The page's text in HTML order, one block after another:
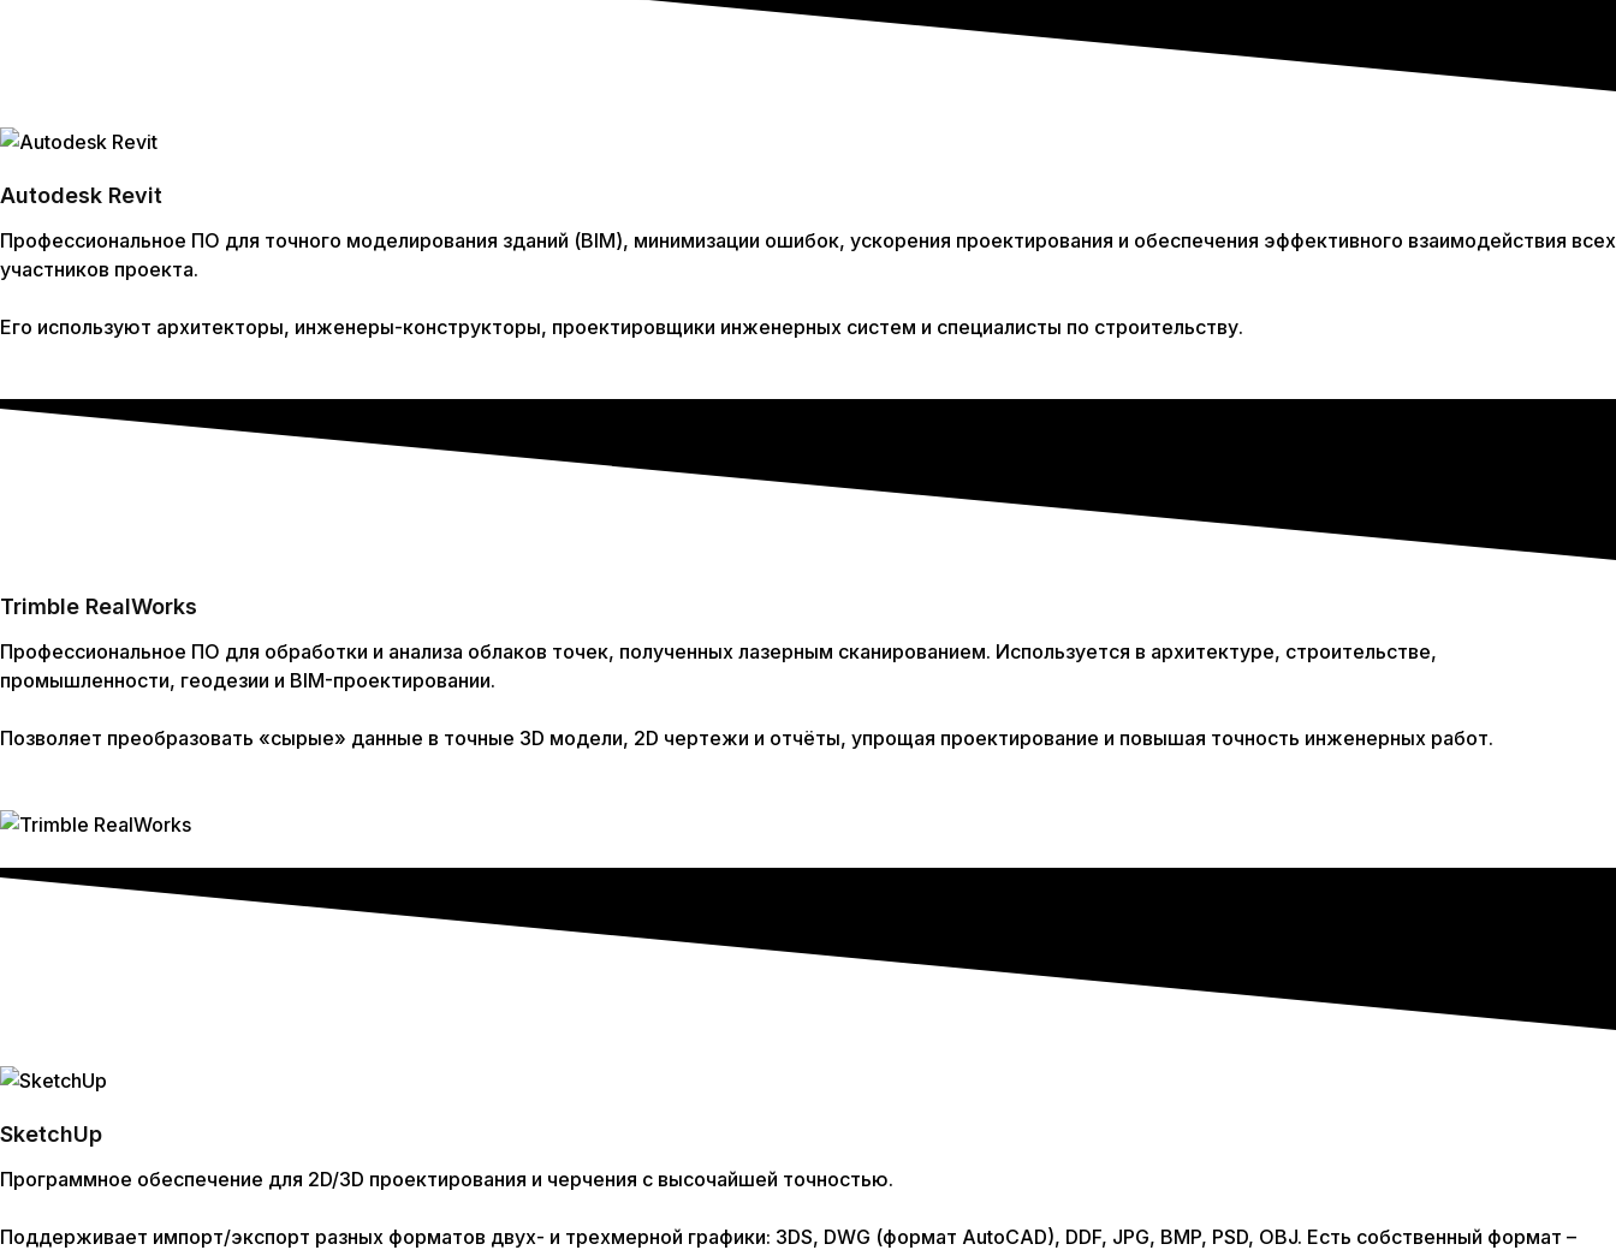
Autodesk Revit
Профессиональное ПО для точного моделирования зданий (BIM), минимизации ошибок, ускорения проектирования и обеспечения эффективного взаимодействия всех
участников проекта.
Его используют архитекторы, инженеры-конструкторы, проектировщики инженерных систем и специалисты по строительству.
Trimble RealWorks
Профессиональное ПО для обработки и анализа облаков точек, полученных лазерным сканированием. Используется в архитектуре, строительстве,
промышленности, геодезии и BIM-проектировании.
Позволяет преобразовать «сырые» данные в точные 3D модели, 2D чертежи и отчёты, упрощая проектирование и повышая точность инженерных работ.
SketchUp
Программное обеспечение для 2D/3D проектирования и черчения с высочайшей точностью.
Поддерживает импорт/экспорт разных форматов двух- и трехмерной графики: 3DS, DWG (формат AutoCAD), DDF, JPG, BMP, PSD, OBJ. Есть собственный формат –